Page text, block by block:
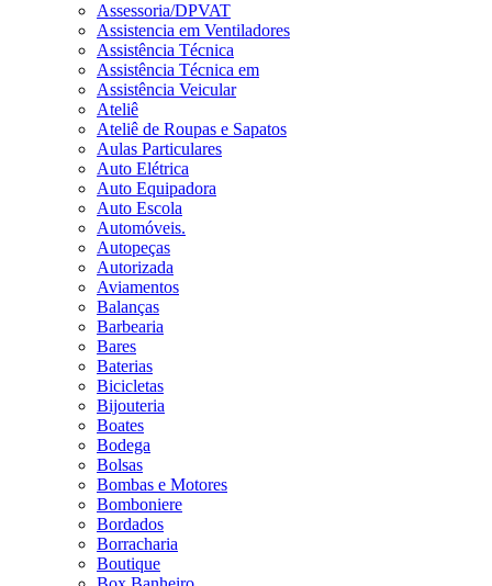
Assessoria/DPVAT
Assistencia em Ventiladores
Assistência Técnica
Assistência Técnica em
Assistência Veicular
Ateliê
Ateliê de Roupas e Sapatos
Aulas Particulares
Auto Elétrica
Auto Equipadora
Auto Escola
Automóveis.
Autopeças
Autorizada
Aviamentos
Balanças
Barbearia
Bares
Baterias
Bicicletas
Bijouteria
Boates
Bodega
Bolsas
Bombas e Motores
Bomboniere
Bordados
Borracharia
Boutique